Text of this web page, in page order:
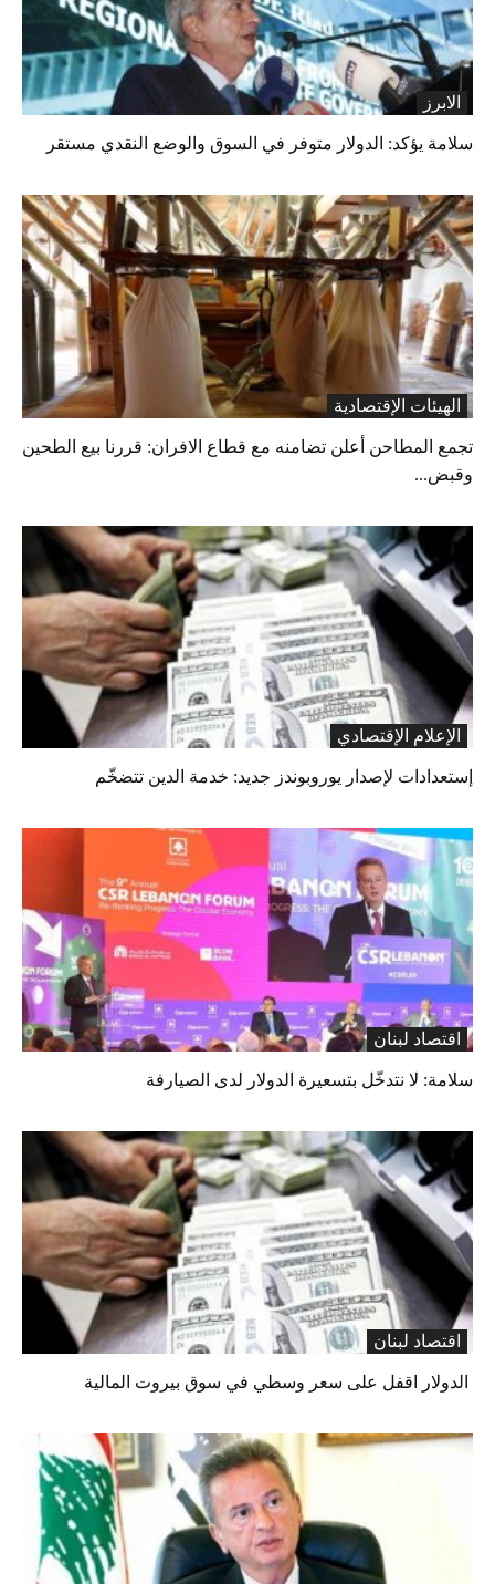
الابرز
سلامة يؤكد: الدولار متوفر في السوق والوضع النقدي مستقر
الهيئات الإقتصادية
تجمع المطاحن أعلن تضامنه مع قطاع الافران: قررنا بيع الطحين
وقبض...
الإعلام الإقتصادي
إستعدادات لإصدار يوروبوندز جديد: خدمة الدين تتضخّم
اقتصاد لبنان
سلامة: لا نتدخّل بتسعيرة الدولار لدى الصيارفة
اقتصاد لبنان
الدولار اقفل على سعر وسطي في سوق بيروت المالية